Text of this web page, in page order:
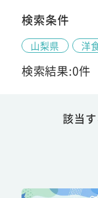
検索条件
山梨県 洋
検索結果:0件
該当